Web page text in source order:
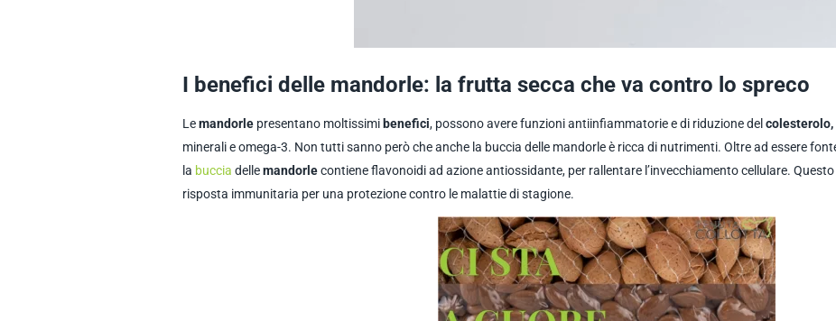
I benefici delle mandorle: la frutta secca che va contro lo spreco
Lemandorle presentano moltissimibenefici, possono avere funzioni antiinfiammatorie e di riduzione delcolesterolo,
minerali e omega-3. Non tutti sanno però che anche la buccia delle mandorle è ricca di nutrimenti. Oltre ad essere
la buccia dellemandorlecontiene flavonoidi ad azione antiossidante, per rallentare l’invecchiamento cellulare.
risposta immunitaria per una protezione contro le malattie di stagione.